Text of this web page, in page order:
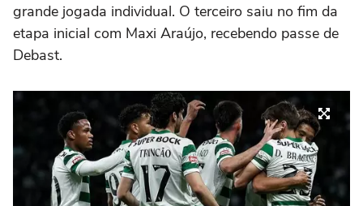
grande jogada individual. O terceiro saiu no fim da
etapa inicial com Maxi Araújo, recebendo passe de
Debast.